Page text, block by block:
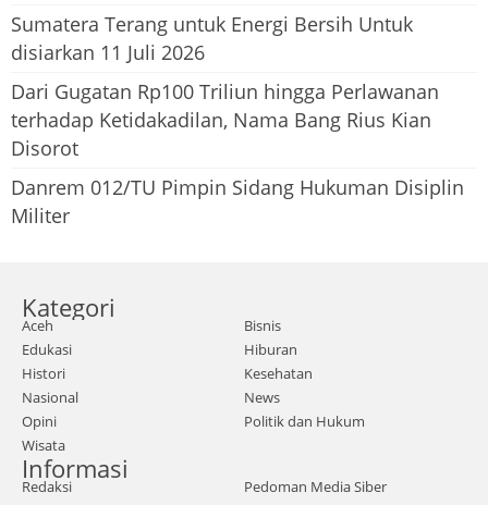
Sumatera Terang untuk Energi Bersih Untuk
disiarkan 11 Juli 2026
Dari Gugatan Rp100 Triliun hingga Perlawanan
terhadap Ketidakadilan, Nama Bang Rius Kian
Disorot
Danrem 012/TU Pimpin Sidang Hukuman Disiplin
Militer
Kategori
Aceh
Bisnis
Edukasi
Hiburan
Histori
Kesehatan
Nasional
News
Opini
Politik dan Hukum
Wisata
Informasi
Redaksi
Pedoman Media Siber